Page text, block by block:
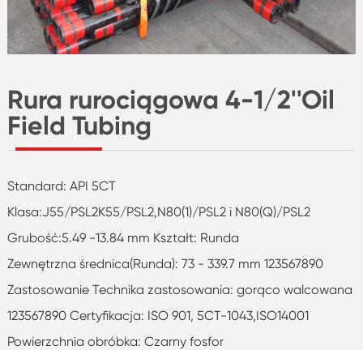
Rura rurociągowa 4-1/2''Oil
Field Tubing
Standard: API 5CT
Klasa:J55/PSL2K55/PSL2,N80(1)/PSL2 i N80(Q)/PSL2
Grubość:5.49 -13.84 mm Kształt: Runda
Zewnętrzna średnica(Runda): 73 - 339.7 mm 123567890
Zastosowanie Technika zastosowania: gorąco walcowana
123567890 Certyfikacja: ISO 901, 5CT-1043,ISO14001
Powierzchnia obróbka: Czarny fosfor